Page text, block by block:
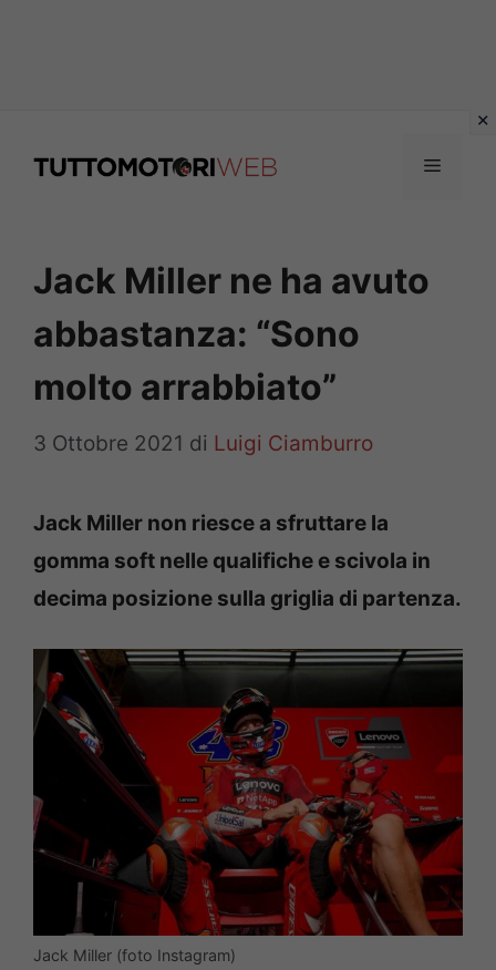
Menu
Jack Miller ne ha avuto
abbastanza: “Sono
molto arrabbiato”
3 Ottobre 2021 di Luigi Ciamburro
Jack Miller non riesce a sfruttare la
gomma soft nelle qualifiche e scivola in
decima posizione sulla griglia di partenza.
Jack Miller (foto Instagram)